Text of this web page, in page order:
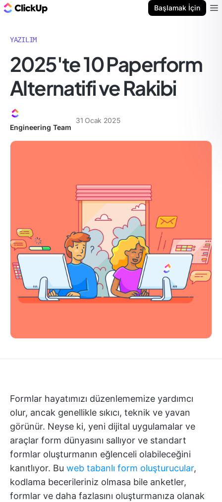
Başlamak İçin
YAZILIM
2025'te 10 Paperform
Alternatifi ve Rakibi
Engineering Team
31 Ocak 2025
Formlar hayatımızı düzenlememize yardımcı
olur, ancak genellikle sıkıcı, teknik ve yavan
görünür. Neyse ki, yeni dijital uygulamalar ve
araçlar form dünyasını sallıyor ve standart
formlar oluşturmanın eğlenceli olabileceğini
kanıtlıyor. Bu web tabanlı form oluşturucular,
kodlama becerileriniz olmasa bile anketler,
formlar ve daha fazlasını oluşturmanıza olanak